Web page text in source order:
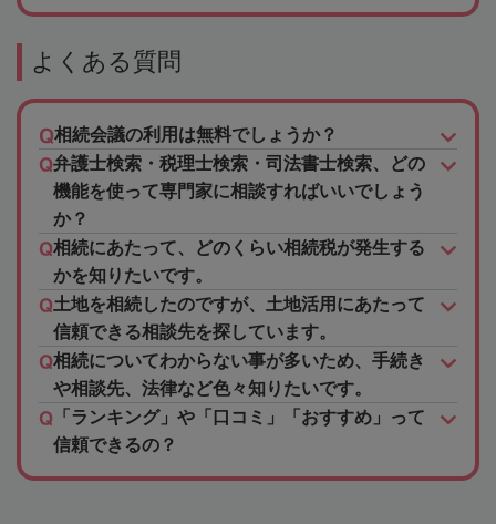
よくある質問
相続会議の利用は無料でしょうか？
弁護士検索・税理士検索・司法書士検索、どの
機能を使って専門家に相談すればいいでしょう
か？
相続にあたって、どのくらい相続税が発生する
かを知りたいです。
土地を相続したのですが、土地活用にあたって
信頼できる相談先を探しています。
相続についてわからない事が多いため、手続き
や相談先、法律など色々知りたいです。
「ランキング」や「口コミ」「おすすめ」って
信頼できるの？